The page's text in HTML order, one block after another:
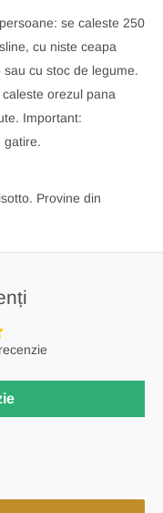
se caleste 250
cu niste ceapa
cu stoc de legume.
orezul pana
Important:
gatire.
Provine din